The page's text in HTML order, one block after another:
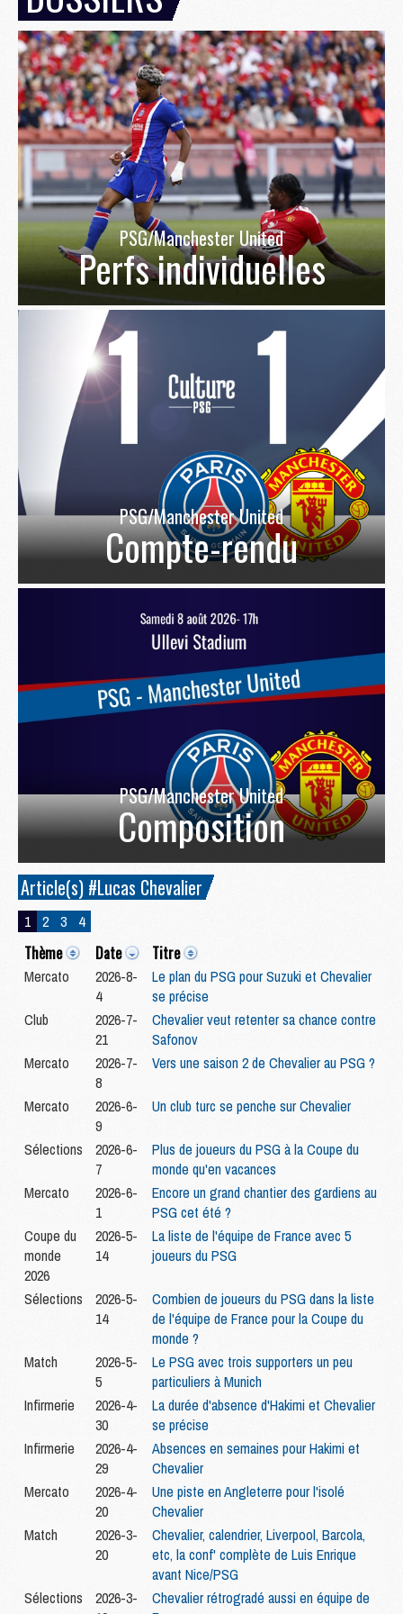
PSG/Manchester United
Perfs individuelles
PSG/Manchester United
Compte-rendu
PSG/Manchester United
Composition
Article(s) #Lucas Chevalier
1 2 3 4
Thème Date Titre
Mercato
2026-8-
4
Le plan du PSG pour Suzuki et Chevalier
se précise
Club
2026-7-
21
Chevalier veut retenter sa chance contre
Safonov
Mercato
2026-7-
8
Vers une saison 2 de Chevalier au PSG ?
Mercato
2026-6-
9
Un club turc se penche sur Chevalier
Sélections
2026-6-
7
Plus de joueurs du PSG à la Coupe du
monde qu'en vacances
Mercato
2026-6-
1
Encore un grand chantier des gardiens au
PSG cet été ?
Coupe du
monde
2026
2026-5-
14
La liste de l'équipe de France avec 5
joueurs du PSG
Sélections
2026-5-
14
Combien de joueurs du PSG dans la liste
de l'équipe de France pour la Coupe du
monde ?
Match
2026-5-
5
Le PSG avec trois supporters un peu
particuliers à Munich
Infirmerie
2026-4-
30
La durée d'absence d'Hakimi et Chevalier
se précise
Infirmerie
2026-4-
29
Absences en semaines pour Hakimi et
Chevalier
Mercato
2026-4-
20
Une piste en Angleterre pour l'isolé
Chevalier
Match
2026-3-
20
Chevalier, calendrier, Liverpool, Barcola,
etc, la conf' complète de Luis Enrique
avant Nice/PSG
Sélections
2026-3-
Chevalier rétrogradé aussi en équipe de